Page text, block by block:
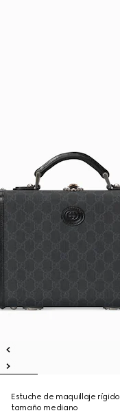
Estuche de maquillaje rígido
tamaño mediano